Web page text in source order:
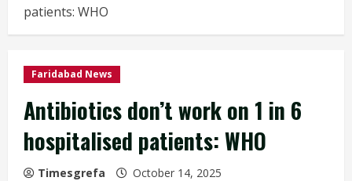
patients: WHO
Faridabad News
Antibiotics don’t work on 1 in 6
hospitalised patients: WHO
Timesgrefa October 14, 2025